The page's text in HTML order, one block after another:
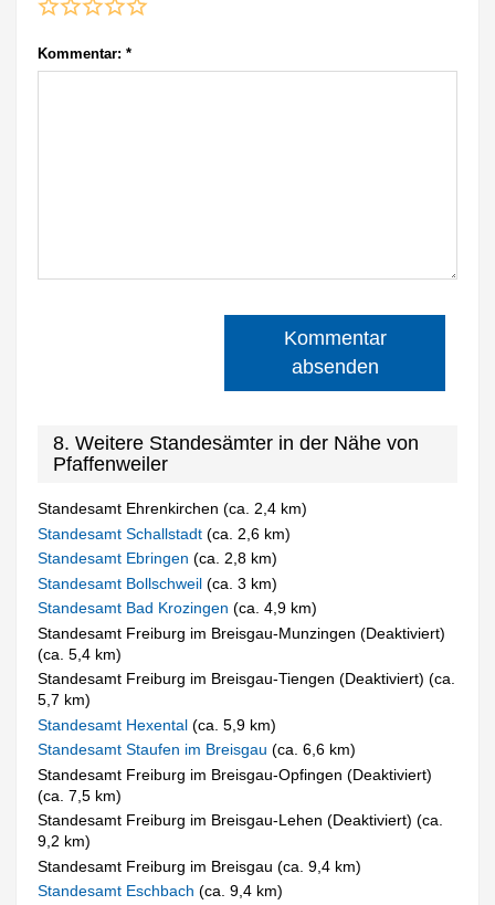
Kommentar: *
Kommentar
absenden
8. Weitere Standesämter in der Nähe von
Pfaffenweiler
Standesamt Ehrenkirchen (ca. 2,4 km)
Standesamt Schallstadt(ca. 2,6 km)
Standesamt Ebringen(ca. 2,8 km)
Standesamt Bollschweil(ca. 3 km)
Standesamt Bad Krozingen(ca. 4,9 km)
Standesamt Freiburg im Breisgau-Munzingen (Deaktiviert)
(ca. 5,4 km)
Standesamt Freiburg im Breisgau-Tiengen (Deaktiviert) (ca.
5,7 km)
Standesamt Hexental(ca. 5,9 km)
Standesamt Staufen im Breisgau(ca. 6,6 km)
Standesamt Freiburg im Breisgau-Opfingen (Deaktiviert)
(ca. 7,5 km)
Standesamt Freiburg im Breisgau-Lehen (Deaktiviert) (ca.
9,2 km)
Standesamt Freiburg im Breisgau (ca. 9,4 km)
Standesamt Eschbach(ca. 9,4 km)